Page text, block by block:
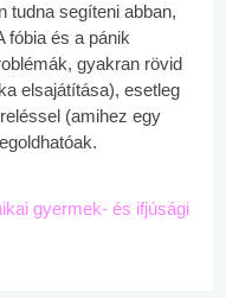
tudna segíteni abban,
fóbia és a pánik
gyakran rövid
elsajátítása), esetleg
(amihez egy
gyermek- és ifjúsági